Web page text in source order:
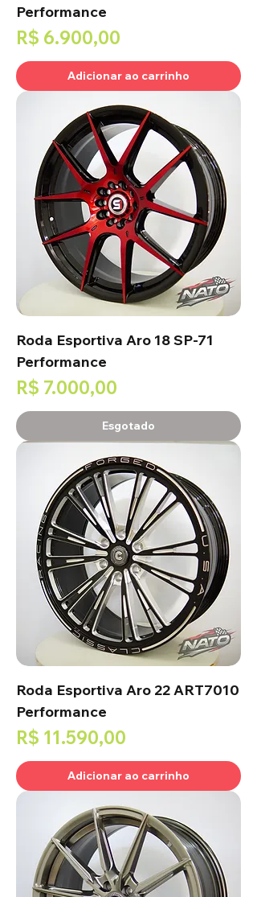
Performance
Preço
R$ 6.900,00
Adicionar ao carrinho
Roda Esportiva Aro 18 SP-71
Performance
Preço
R$ 7.000,00
Esgotado
Roda Esportiva Aro 22 ART7010
Performance
Preço
R$ 11.590,00
Adicionar ao carrinho